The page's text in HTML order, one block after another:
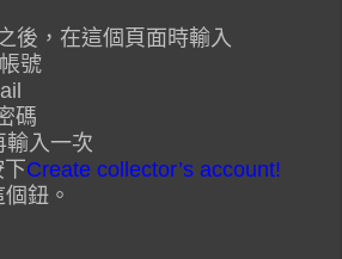
後，在這個頁面時輸入
號
碼
輸入一次
Create collector’s account!
個鈕。